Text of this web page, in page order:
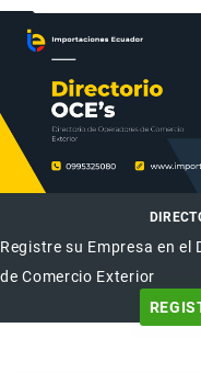
Registre su Empresa en
de Comercio Exterior